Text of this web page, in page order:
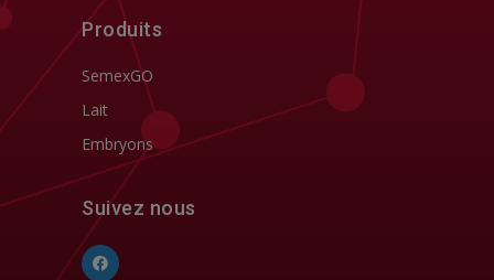
Produits
SemexGO
Lait
Embryons
Suivez nous